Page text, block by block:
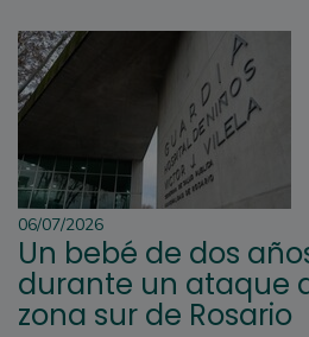
06/07/2026
Un bebé de dos
durante un ataque
zona sur de Rosario